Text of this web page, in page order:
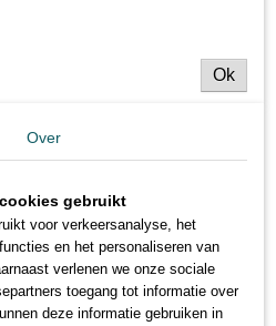
Carp Queen Gevlochten Lijn
met haarscherpe precisie.
trillingen, ongeacht de afstand.
Karper is niet alleen sterk,
De 8-draads constructie
behoudt, zelfs na intensief
ervaar je de ongeëvenaarde
Ok
Over
gebruikt
voor verkeersanalyse, het
en het personaliseren van
verlenen we onze sociale
toegang tot informatie over
deze informatie gebruiken in